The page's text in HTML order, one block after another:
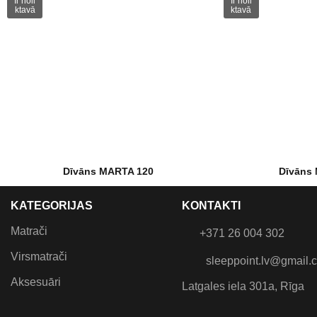
ktavā
Dīvāns MARTA 120
€333.00
Dīvāns-gulta ar veļas kasti,
ktavā
Dīvāns
Dīvāns-
KATEGORIJAS
Matrači
Virsmatrači
Aksesuāri
KONTAKTI
+371 26 004 302
Latgales iela 301a, Rīga